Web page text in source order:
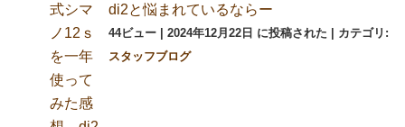
di2と悩まれているならー
44ビュー | 2024年12月22日 に投稿された | カテゴリ:
スタッフブログ